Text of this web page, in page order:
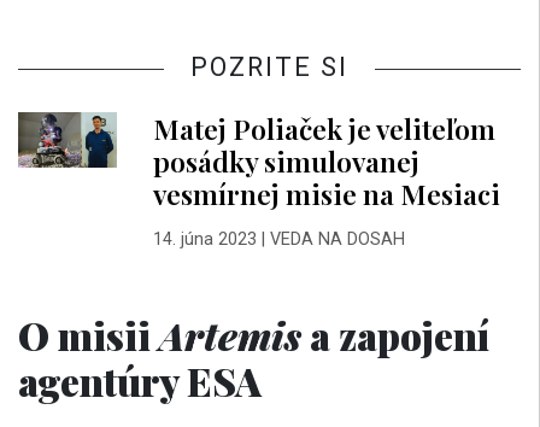
POZRITE SI
Matej Poliaček je veliteľom
posádky simulovanej
vesmírnej misie na Mesiaci
14. júna 2023 VEDA NA DOSAH
O misiiArtemisa zapojení
agentúry ESA